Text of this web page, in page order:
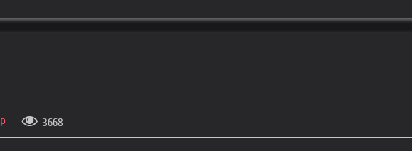
3668